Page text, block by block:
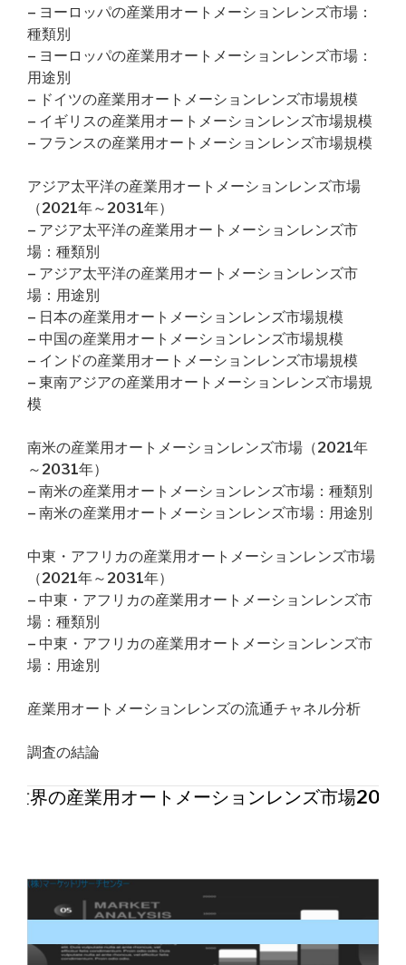
– ヨーロッパの産業用オートメーションレンズ市場：
種類別
– ヨーロッパの産業用オートメーションレンズ市場：
用途別
– ドイツの産業用オートメーションレンズ市場規模
– イギリスの産業用オートメーションレンズ市場規模
– フランスの産業用オートメーションレンズ市場規模
アジア太平洋の産業用オートメーションレンズ市場
（2021年～2031年）
– アジア太平洋の産業用オートメーションレンズ市
場：種類別
– アジア太平洋の産業用オートメーションレンズ市
場：用途別
– 日本の産業用オートメーションレンズ市場規模
– 中国の産業用オートメーションレンズ市場規模
– インドの産業用オートメーションレンズ市場規模
– 東南アジアの産業用オートメーションレンズ市場規
模
南米の産業用オートメーションレンズ市場（2021年
～2031年）
– 南米の産業用オートメーションレンズ市場：種類別
– 南米の産業用オートメーションレンズ市場：用途別
中東・アフリカの産業用オートメーションレンズ市場
（2021年～2031年）
– 中東・アフリカの産業用オートメーションレンズ市
場：種類別
– 中東・アフリカの産業用オートメーションレンズ市
場：用途別
産業用オートメーションレンズの流通チャネル分析
調査の結論
世界の産業用オートメーションレンズ市場